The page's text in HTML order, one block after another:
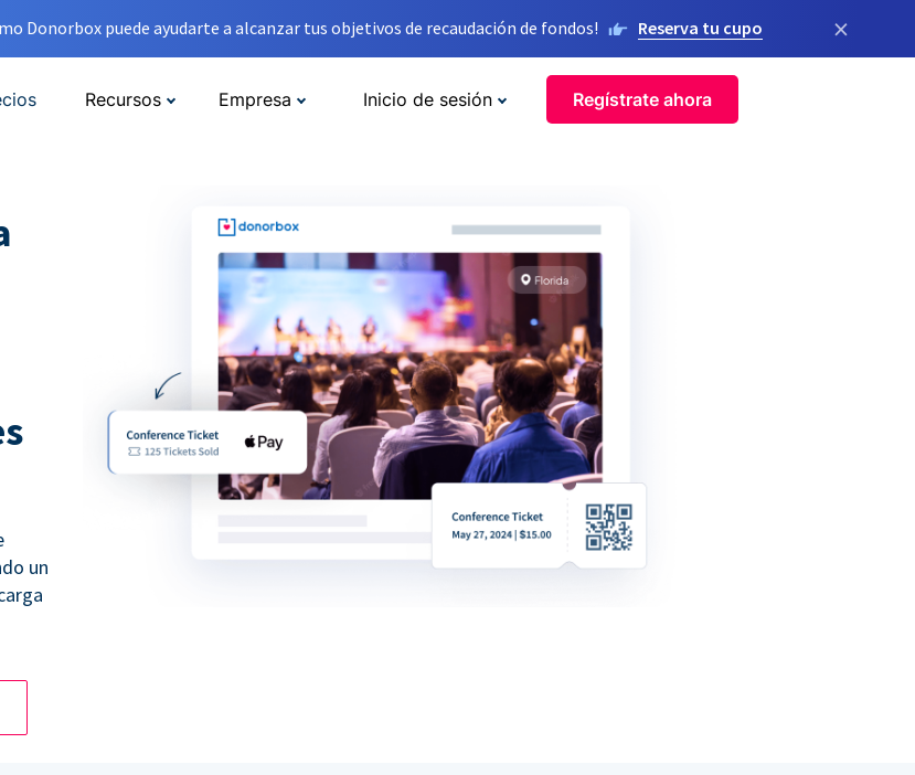
Donorbox puede ayudarte a alcanzar tus objetivos de recaudación de fondos! Reserva tu cupo ×
Recursos Empresa Inicio de sesión Regístrate ahora
un